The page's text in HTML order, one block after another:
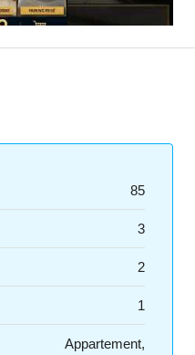
85
3
2
1
Appartement,